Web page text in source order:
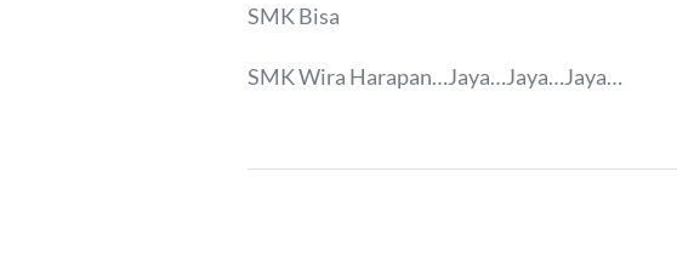
SMK Bisa
SMK Wira Harapan…Jaya…Jaya…Jaya…